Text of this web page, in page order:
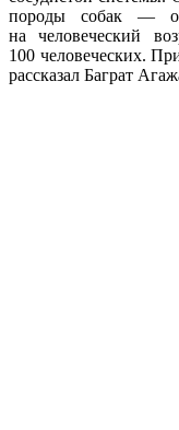
породы собак —
на человеческий
100 человеческих.
рассказал Баграт